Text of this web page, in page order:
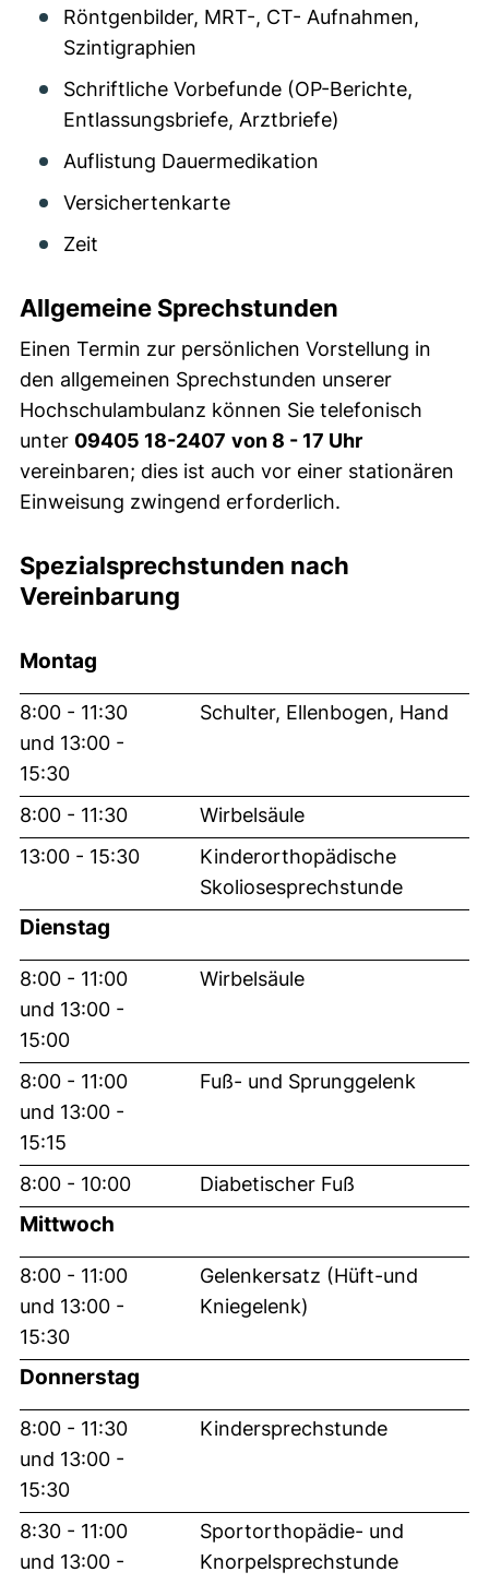
Röntgenbilder, MRT-, CT- Aufnahmen,
Szintigraphien
Schriftliche Vorbefunde (OP-Berichte,
Entlassungsbriefe, Arztbriefe)
Auflistung Dauermedikation
Versichertenkarte
Zeit
Allgemeine Sprechstunden
Einen Termin zur persönlichen Vorstellung in
den allgemeinen Sprechstunden unserer
Hochschulambulanz können Sie telefonisch
unter 09405 18-2407 von 8 - 17 Uhr
vereinbaren; dies ist auch vor einer stationären
Einweisung zwingend erforderlich.
Spezialsprechstunden nach
Vereinbarung
Montag
8:00 - 11:30
und 13:00 -
15:30
Schulter, Ellenbogen, Hand
8:00 - 11:30
Wirbelsäule
13:00 - 15:30
Kinderorthopädische
Skoliosesprechstunde
Dienstag
8:00 - 11:00
und 13:00 -
15:00
Wirbelsäule
8:00 - 11:00
und 13:00 -
15:15
Fuß- und Sprunggelenk
8:00 - 10:00 Diabetischer Fuß
Mittwoch
8:00 - 11:00
und 13:00 -
15:30
Gelenkersatz (Hüft-und
Kniegelenk)
Donnerstag
8:00 - 11:30
und 13:00 -
15:30
Kindersprechstunde
8:30 - 11:00
und 13:00 -
Sportorthopädie- und
Knorpelsprechstunde